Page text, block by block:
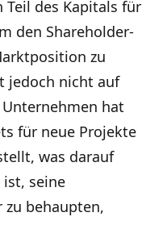
Teil des Kapitals für
den Shareholder-
zu
jedoch nicht auf
hat
für neue Projekte
was darauf
seine
behaupten,